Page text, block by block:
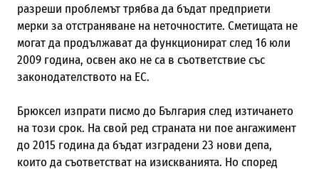
разреши проблемът трябва да бъдат предприети
мерки за отстраняване на неточностите. Сметищата не
могат да продължават да функционират след 16 юли
2009 година, освен ако не са в съответствие със
законодателството на ЕС.
Брюксел изпрати писмо до България след изтичането
на този срок. На свой ред страната ни пое ангажимент
до 2015 година да бъдат изградени 23 нови депа,
които да съответстват на изискванията. Но според